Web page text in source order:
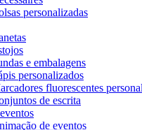
personalizadas
e embalagens
personalizados
fluorescentes
de escrita
de eventos